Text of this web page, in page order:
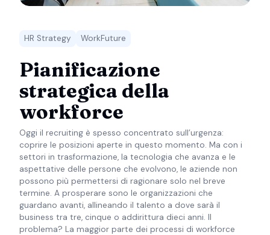
HR Strategy WorkFuture
Pianificazione
strategica della
workforce
Oggi il recruiting è spesso concentrato sull’urgenza:
coprire le posizioni aperte in questo momento. Ma con i
settori in trasformazione, la tecnologia che avanza e le
aspettative delle persone che evolvono, le aziende non
possono più permettersi di ragionare solo nel breve
termine. A prosperare sono le organizzazioni che
guardano avanti, allineando il talento a dove sarà il
business tra tre, cinque o addirittura dieci anni. Il
problema? La maggior parte dei processi di workforce